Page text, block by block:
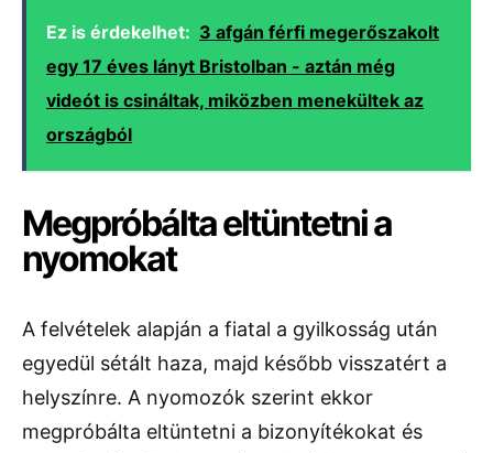
Ez is érdekelhet: 3 afgán férfi megerőszakolt
egy 17 éves lányt Bristolban - aztán még
videót is csináltak, miközben menekültek az
országból
Megpróbálta eltüntetni a
nyomokat
A felvételek alapján a fiatal a gyilkosság után
egyedül sétált haza, majd később visszatért a
helyszínre. A nyomozók szerint ekkor
megpróbálta eltüntetni a bizonyítékokat és